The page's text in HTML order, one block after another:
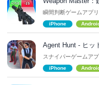
瞬間判断ゲームアプリ
iPhone
Agent Hunt - ヒッ
スナイパーゲームアプ
iPhone